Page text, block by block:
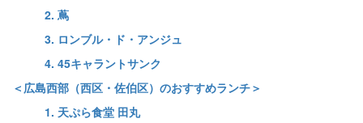
2. 蔦
3. ロンブル・ド・アンジュ
4. 45キャラントサンク
＜広島西部（西区・佐伯区）のおすすめランチ＞
1. 天ぷら食堂 田丸